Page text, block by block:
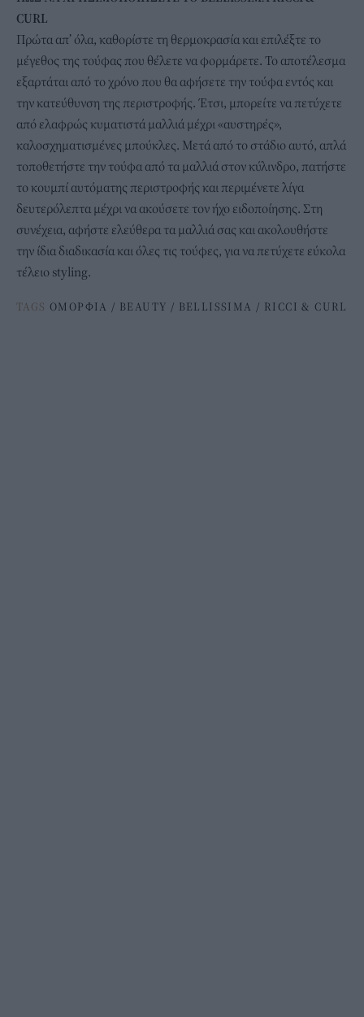
CURL
Πρώτα απ’ όλα, καθορίστε τη θερμοκρασία και επιλέξτε το
μέγεθος της τούφας που θέλετε να φορμάρετε. Το αποτέλεσμα
εξαρτάται από το χρόνο που θα αφήσετε την τούφα εντός και
την κατεύθυνση της περιστροφής. Έτσι, μπορείτε να πετύχετε
από ελαφρώς κυματιστά μαλλιά μέχρι «αυστηρές»,
καλοσχηματισμένες μπούκλες. Μετά από το στάδιο αυτό, απλά
τοποθετήστε την τούφα από τα μαλλιά στον κύλινδρο, πατήστε
το κουμπί αυτόματης περιστροφής και περιμένετε λίγα
δευτερόλεπτα μέχρι να ακούσετε τον ήχο ειδοποίησης. Στη
συνέχεια, αφήστε ελεύθερα τα μαλλιά σας και ακολουθήστε
την ίδια διαδικασία και όλες τις τούφες, για να πετύχετε εύκολα
τέλειο styling.
TAGS ΟΜΟΡΦΙΑ / BEAUTY / BELLISSIMA / RICCI & CURL